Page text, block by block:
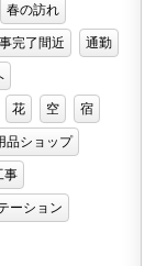
春の訪れ
完了間近 通勤
花 空 宿
品ショップ
事
ーション